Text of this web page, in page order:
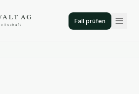
Fall prüfen